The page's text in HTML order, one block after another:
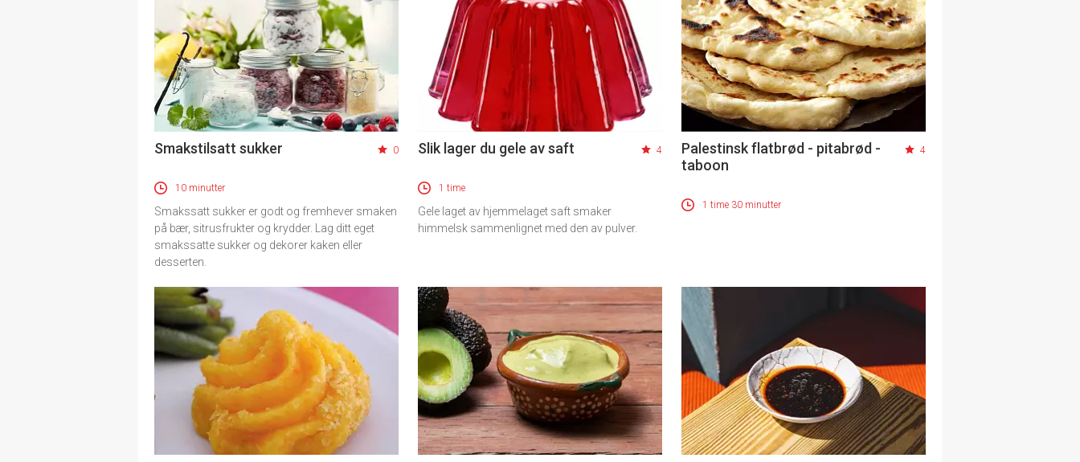
Smakstilsatt sukker 0
10 minutter
Smakssatt sukker er godt og fremhever smaken
på bær, sitrusfrukter og krydder. Lag ditt eget
smakssatte sukker og dekorer kaken eller
desserten.
Slik lager du gele av saft 4
1 time
Gele laget av hjemmelaget saft smaker
himmelsk sammenlignet med den av pulver.
Palestinsk flatbrød - pitabrød -
taboon
4
1 time 30 minutter